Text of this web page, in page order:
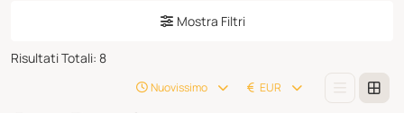
Mostra Filtri
Risultati Totali: 8
Nuovissimo EUR